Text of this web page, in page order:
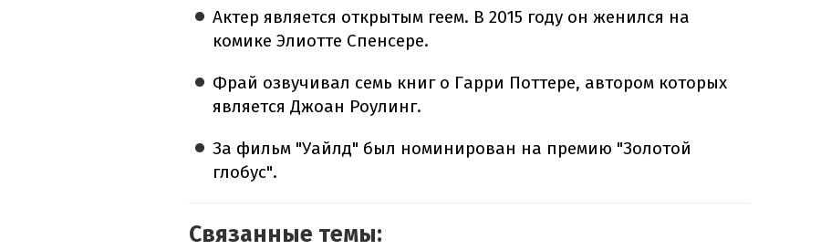
Актер является открытым геем. В 2015 году он женился на
комике Элиотте Спенсере.
Фрай озвучивал семь книг о Гарри Поттере, автором которых
является Джоан Роулинг.
За фильм "Уайлд" был номинирован на премию "Золотой
глобус".
Связанные темы: